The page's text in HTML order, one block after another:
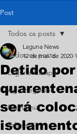
Post
Todos os posts
Laguna Carapã
Agronegócio
Economia
Educação
Todos os posts
Detido por
será
Laguna News
12 de mai. de 2020